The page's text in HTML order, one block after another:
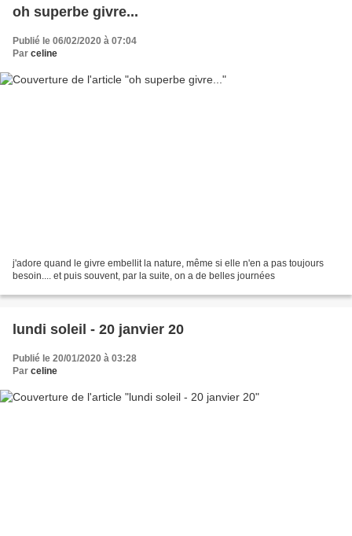
oh superbe givre...
Publié le 06/02/2020 à 07:04
Par celine
j'adore quand le givre embellit la nature, même si elle n'en a pas toujours
besoin.... et puis souvent, par la suite, on a de belles journées
lundi soleil - 20 janvier 20
Publié le 20/01/2020 à 03:28
Par celine